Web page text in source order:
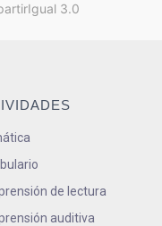
3.0
de lectura
auditiva